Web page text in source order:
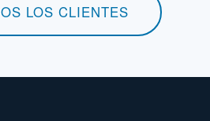
LOS CLIENTES